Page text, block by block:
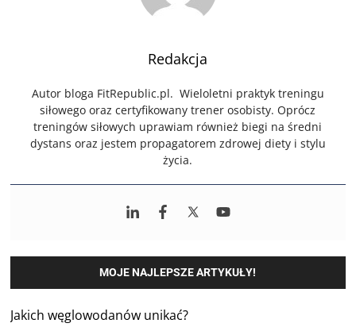
Redakcja
Autor bloga FitRepublic.pl. Wieloletni praktyk treningu
siłowego oraz certyfikowany trener osobisty. Oprócz
treningów siłowych uprawiam również biegi na średni
dystans oraz jestem propagatorem zdrowej diety i stylu
życia.
MOJE NAJLEPSZE ARTYKUŁY!
Jakich węglowodanów unikać?